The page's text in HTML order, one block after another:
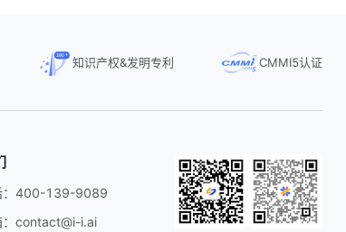
知识产权&发明专利 CMMI5认证
：400-139-9089
：contact@i-i.ai
实在智能Agent学习群